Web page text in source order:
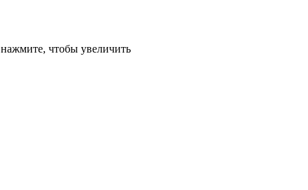
нажмите, чтобы увеличить